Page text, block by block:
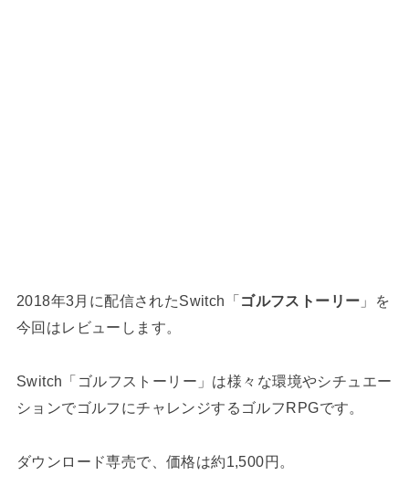
2018年3月に配信されたSwitch「ゴルフストーリー 」を
今回はレビューします。
Switch「ゴルフストーリー」は様々な環境やシチュエー
ションでゴルフにチャレンジするゴルフRPGです。
ダウンロード専売で、価格は約1,500円。